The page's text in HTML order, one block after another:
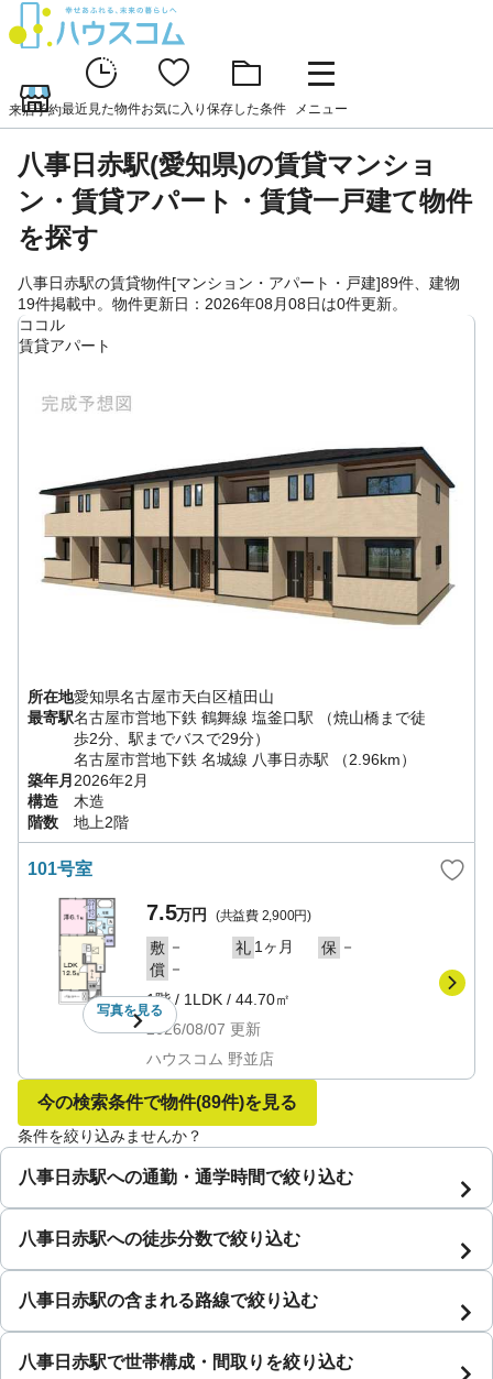
来店予約最近見た物件お気に入り 保存した条件 メニュー
八事日赤駅(愛知県)の賃貸マンショ
ン・賃貸アパート・賃貸一戸建て物件
を探す
八事日赤駅の賃貸物件[マンション・アパート・戸建]89件、建物
19件掲載中。物件更新日：2026年08月08日は0件更新。
ココル
賃貸アパート
所在地愛知県名古屋市天白区植田山
最寄駅名古屋市営地下鉄 鶴舞線 塩釜口駅
（焼山橋まで徒
歩2分、駅までバスで29分）
名古屋市営地下鉄 名城線 八事日赤駅
（2.96km）
築年月 2026年2月
構造
木造
階数
地上2階
101号室
写真を見る
7.5万円 (共益費 2,900円)
敷 － 礼 1ヶ月 保 －
償 －
1階/ 1LDK / 44.70㎡
2026/08/07 更新
ハウスコム 野並店
今の検索条件で物件(89件)を見る
条件を絞り込みませんか？
八事日赤駅への通勤・通学時間で絞り込む
八事日赤駅への徒歩分数で絞り込む
八事日赤駅の含まれる路線で絞り込む
八事日赤駅で世帯構成・間取りを絞り込む